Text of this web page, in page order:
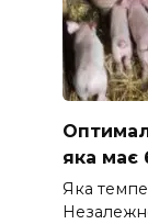
яка має
Яка